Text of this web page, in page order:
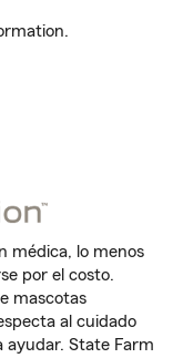
médica, lo menos
por el costo.
mascotas
al cuidado
ayudar. State Farm